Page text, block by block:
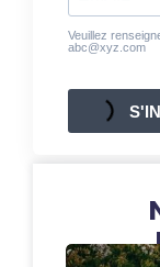
Veuillez
abc@xyz.com